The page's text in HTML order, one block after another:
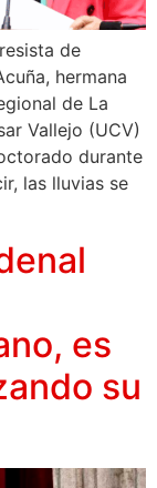
de
hermana
de La
Vallejo (UCV)
durante
las lluvias se
es
su